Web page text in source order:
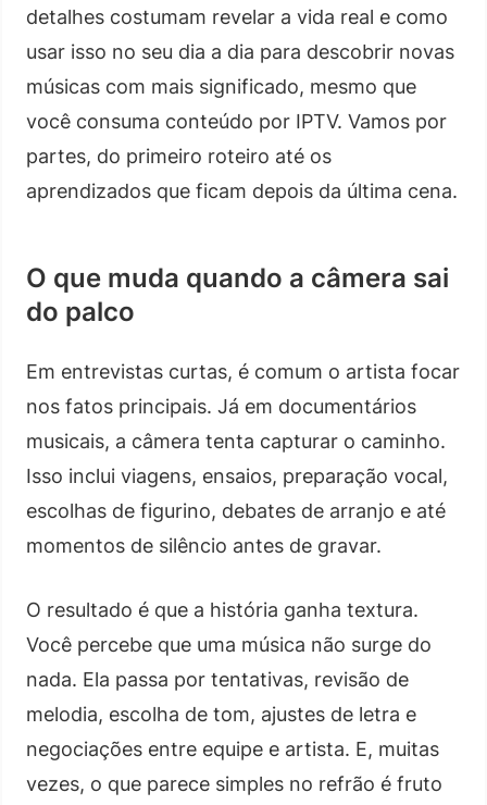
detalhes costumam revelar a vida real e como
usar isso no seu dia a dia para descobrir novas
músicas com mais significado, mesmo que
você consuma conteúdo por IPTV. Vamos por
partes, do primeiro roteiro até os
aprendizados que ficam depois da última cena.
O que muda quando a câmera sai
do palco
Em entrevistas curtas, é comum o artista focar
nos fatos principais. Já em documentários
musicais, a câmera tenta capturar o caminho.
Isso inclui viagens, ensaios, preparação vocal,
escolhas de figurino, debates de arranjo e até
momentos de silêncio antes de gravar.
O resultado é que a história ganha textura.
Você percebe que uma música não surge do
nada. Ela passa por tentativas, revisão de
melodia, escolha de tom, ajustes de letra e
negociações entre equipe e artista. E, muitas
vezes, o que parece simples no refrão é fruto